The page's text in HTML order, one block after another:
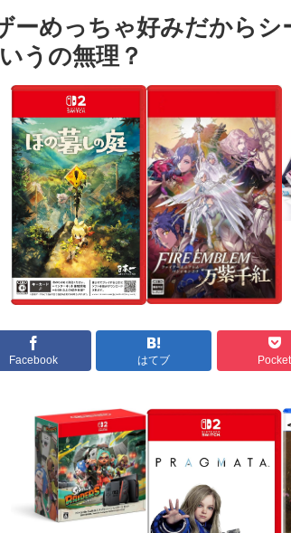
ーめっちゃ好みだから
うの無理？
Facebook はてブ Pocket